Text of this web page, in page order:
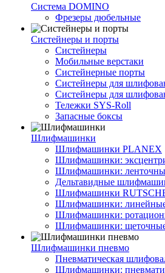
Система DOMINO
Фрезеры дюбельные
Систейнеры и порты
Систейнеры
Мобильные верстаки
Систейнерные порты
Систейнеры для
Систейнеры для
Тележки SYS-Roll
Запасные боксы
Шлифмашинки
Шлифмашинки PLANEX
Шлифмашинки:
Шлифмашинки:
Дельтавидные
Шлифмашинки
Шлифмашинки:
Шлифмашинки:
Шлифмашинки:
Шлифмашинки пневмо
Пневматическая
Шлифмашинки: